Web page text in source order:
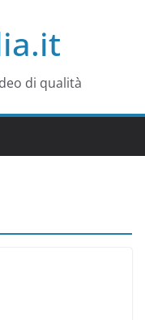
di qualità